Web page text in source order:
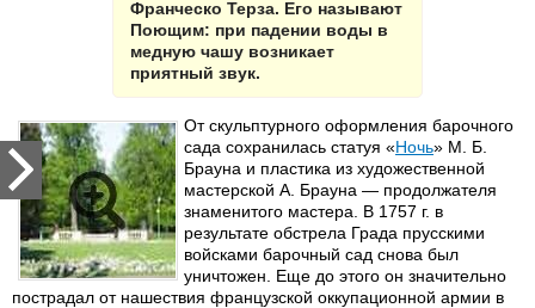
Франческо Терза. Его называют
Поющим: при падении воды в
медную чашу возникает
приятный звук.
От скульптурного оформления барочного
сада сохранилась статуя «Ночь» М. Б.
Брауна и пластика из художественной
мастерской А. Брауна — продолжателя
знаменитого мастера. В 1757 г. в
результате обстрела Града прусскими
войсками барочный сад снова был
уничтожен. Еще до этого он значительно
пострадал от нашествия французской оккупационной армии в